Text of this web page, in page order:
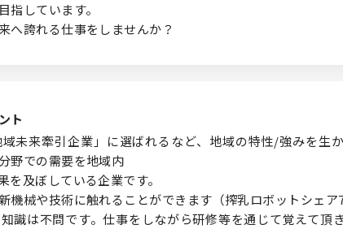
指しています。
へ誇れる仕事をしませんか？
ト
未来牽引企業」に選ばれるなど、地域の特性/強みを生
野での需要を地域内
を及ぼしている企業です。
機械や技術に触れることができます（搾乳ロボットシェア
識は不問です。仕事をしながら研修等を通じて覚えて頂